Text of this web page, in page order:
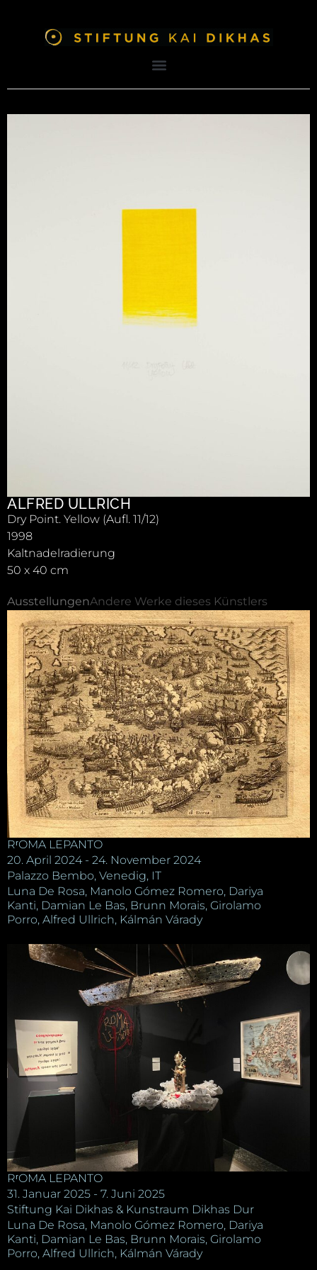
ALFRED ULLRICH
Dry Point. Yellow (Aufl. 11/12)
1998
Kaltnadelradierung
50 x 40 cm
AusstellungenAndere Werke dieses Künstlers
RʳOMA LEPANTO
20. April 2024 - 24. November 2024
Palazzo Bembo, Venedig, IT
Luna De Rosa, Manolo Gómez Romero, Dariya
Kanti, Damian Le Bas, Brunn Morais, Girolamo
Porro, Alfred Ullrich, Kálmán Várady
RʳOMA LEPANTO
31. Januar 2025 - 7. Juni 2025
Stiftung Kai Dikhas & Kunstraum Dikhas Dur
Luna De Rosa, Manolo Gómez Romero, Dariya
Kanti, Damian Le Bas, Brunn Morais, Girolamo
Porro, Alfred Ullrich, Kálmán Várady